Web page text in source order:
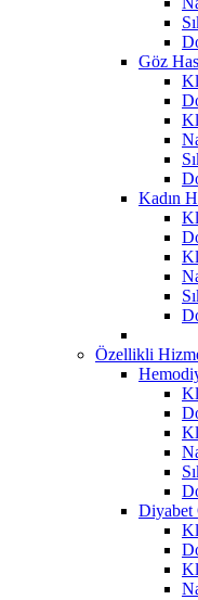
Göz
Kadın
Özellikli
Diyabet